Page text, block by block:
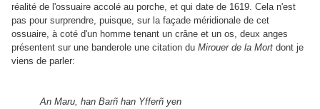
réalité de l'ossuaire accolé au porche, et qui date de 1619. Cela n'est
pas pour surprendre, puisque, sur la façade méridionale de cet
ossuaire, à coté d'un homme tenant un crâne et un os, deux anges
présentent sur une banderole une citation du Mirouer de la Mort dont je
viens de parler:
An Maru, han Barñ han Yfferñ yen